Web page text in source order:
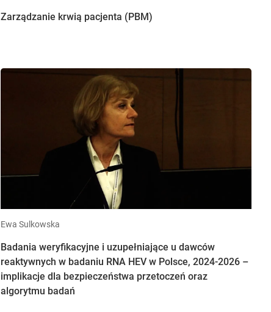
Zarządzanie krwią pacjenta (PBM)
Ewa Sulkowska
Badania weryfikacyjne i uzupełniające u dawców
reaktywnych w badaniu RNA HEV w Polsce, 2024-2026 –
implikacje dla bezpieczeństwa przetoczeń oraz
algorytmu badań